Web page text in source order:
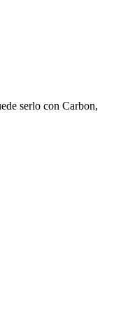
serlo con Carbon,